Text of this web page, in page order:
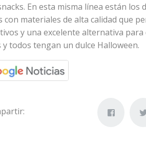
En esta misma línea están los
con materiales de alta calidad que
y una excelente alternativa
todos tengan un dulce Halloween.